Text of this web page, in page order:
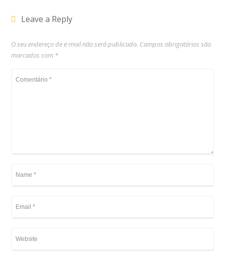
Leave a Reply
O seu endereço de e-mail não será publicado. Campos obrigatórios são
marcados com *